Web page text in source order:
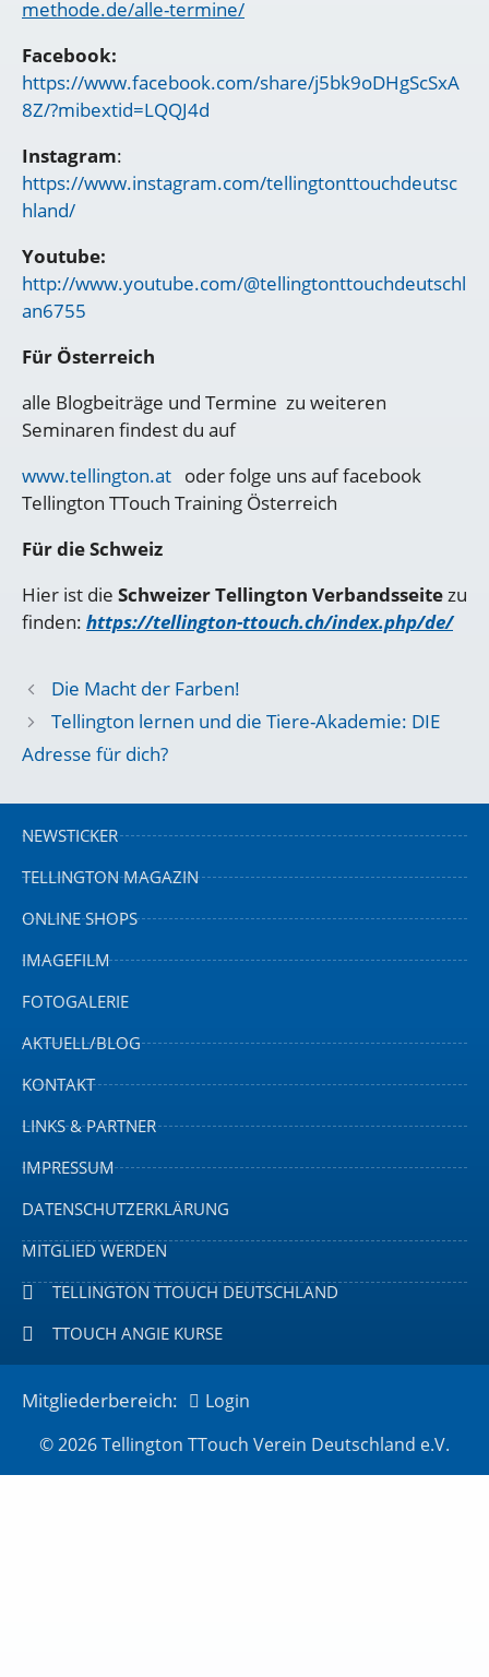
methode.de/alle-termine/
Facebook:
https://www.facebook.com/share/j5bk9oDHgScSxA
8Z/?mibextid=LQQJ4d
Instagram:
https://www.instagram.com/tellingtonttouchdeutsc
hland/
Youtube:
http://www.youtube.com/@tellingtonttouchdeutschl
an6755
Für Österreich
alle Blogbeiträge und Termine zu weiteren
Seminaren findest du auf
www.tellington.at oder folge uns auf facebook
Tellington TTouch Training Österreich
Für die Schweiz
Hier ist die Schweizer Tellington Verbandsseitezu
finden: https://tellington-ttouch.ch/index.php/de/
Die Macht der Farben!
Tellington lernen und die Tiere-Akademie: DIE
Adresse für dich?
NEWSTICKER
TELLINGTON MAGAZIN
ONLINE SHOPS
IMAGEFILM
FOTOGALERIE
AKTUELL/BLOG
KONTAKT
LINKS & PARTNER
IMPRESSUM
DATENSCHUTZERKLÄRUNG
MITGLIED WERDEN
TELLINGTON TTOUCH DEUTSCHLAND
TTOUCH ANGIE KURSE
© 2026 Tellington TTouch Verein Deutschland e.V.
Mitgliederbereich: Login